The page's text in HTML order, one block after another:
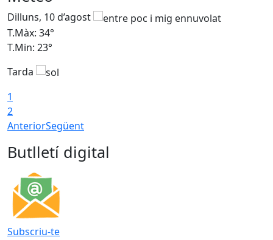
Dilluns, 10 d’agost
T.Màx: 34°
T.Min: 23°
Tarda
1
2
AnteriorSegüent
Butlletí digital
Subscriu-te